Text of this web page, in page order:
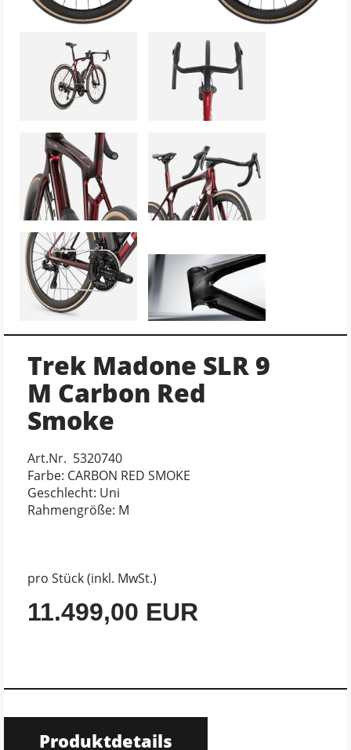
Trek Madone SLR 9
M Carbon Red
Smoke
Art.Nr. 5320740
Farbe: CARBON RED SMOKE
Geschlecht: Uni
Rahmengröße: M
pro Stück (inkl. MwSt.)
11.499,00 EUR
Produktdetails